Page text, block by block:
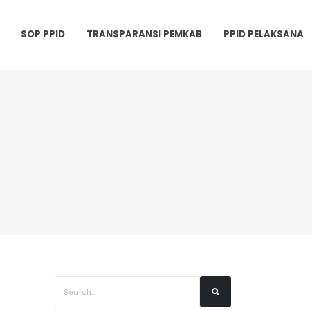
SOP PPID TRANSPARANSI PEMKAB PPID PELAKSANA